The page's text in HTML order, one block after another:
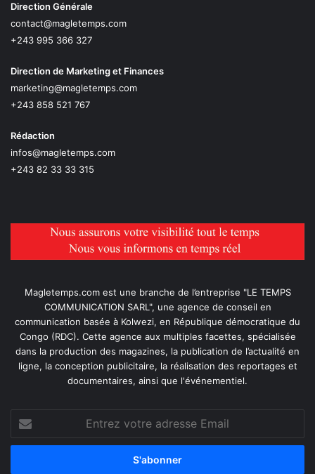
Direction Générale
contact@magletemps.com
+243 995 366 327
Direction de Marketing et Finances
marketing@magletemps.com
+243 858 521 767
Rédaction
infos@magletemps.com
+243 82 33 33 315
Magletemps.com est une branche de l’entreprise "LE TEMPS
COMMUNICATION SARL", une agence de conseil en
communication basée à Kolwezi, en République démocratique du
Congo (RDC). Cette agence aux multiples facettes, spécialisée
dans la production des magazines, la publication de l’actualité en
ligne, la conception publicitaire, la réalisation des reportages et
documentaires, ainsi que l'événementiel.
votre
adresse